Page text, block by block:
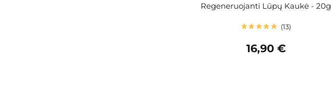
Regeneruojanti Lūpų Kaukė - 20g
13
16,90 €